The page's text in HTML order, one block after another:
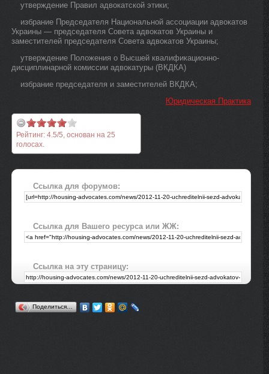
утверждение Правил адвокатской этики;
избрание Председателя Национальной ассоциации адвокатов
Украины — председателя Совета адвокатов Украины и
заместителей председателя Совета адвокатов Украины;
утверждение Положения о Высшей квалификационно-
дисциплинарной комиссии адвокатуры (ВКДКА)
избрание председателя и заместителей ВКДКА;
Юридическая Практика
Рейтинг: 4.5/5, основан на 25
голосах.
Ссылка для форумов:
Ссылка для Вашего ресурса или ЖЖ:
Ссылка на эту страницу:
Поделиться…